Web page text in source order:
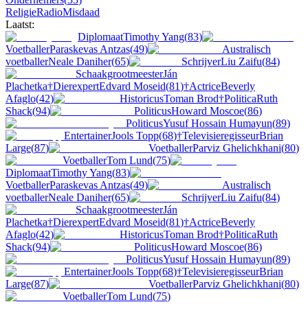
ReligieRadioMisdaad
Laatst:
DiplomaatTimothy Yang(83)
VoetballerParaskevas Antzas(49)
Australisch
voetballerNeale Daniher(65) SchrijverLiu Zaifu(84)
SchaakgrootmeesterJán
Plachetka†DierexpertEdvard Moseid(81)†ActriceBeverly
Afaglo(42) HistoricusToman Brod†PoliticaRuth
Shack(94) PoliticusHoward Moscoe(86)
PoliticusYusuf Hossain Humayun(89)
EntertainerJools Topp(68)†TelevisieregisseurBrian
Large(87) VoetballerParviz Ghelichkhani(80)
VoetballerTom Lund(75)
DiplomaatTimothy Yang(83)
VoetballerParaskevas Antzas(49)
Australisch
voetballerNeale Daniher(65) SchrijverLiu Zaifu(84)
SchaakgrootmeesterJán
Plachetka†DierexpertEdvard Moseid(81)†ActriceBeverly
Afaglo(42) HistoricusToman Brod†PoliticaRuth
Shack(94) PoliticusHoward Moscoe(86)
PoliticusYusuf Hossain Humayun(89)
EntertainerJools Topp(68)†TelevisieregisseurBrian
Large(87) VoetballerParviz Ghelichkhani(80)
VoetballerTom Lund(75)